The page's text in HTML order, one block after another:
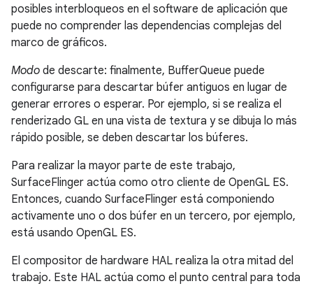
posibles interbloqueos en el software de aplicación que
puede no comprender las dependencias complejas del
marco de gráficos.
Modo de descarte: finalmente, BufferQueue puede
configurarse para descartar búfer antiguos en lugar de
generar errores o esperar. Por ejemplo, si se realiza el
renderizado GL en una vista de textura y se dibuja lo más
rápido posible, se deben descartar los búferes.
Para realizar la mayor parte de este trabajo,
SurfaceFlinger actúa como otro cliente de OpenGL ES.
Entonces, cuando SurfaceFlinger está componiendo
activamente uno o dos búfer en un tercero, por ejemplo,
está usando OpenGL ES.
El compositor de hardware HAL realiza la otra mitad del
trabajo. Este HAL actúa como el punto central para toda